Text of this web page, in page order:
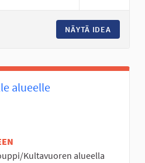
NÄYTÄ IDEA
alueelle
Kultavuoren alueella